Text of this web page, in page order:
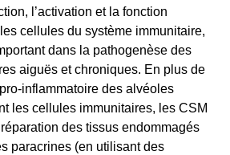
l’activation et la fonction
cellules du système immunitaire,
dans la pathogenèse des
aiguës et chroniques. En plus de
inflammatoire des alvéoles
les cellules immunitaires, les CSM
des tissus endommagés
paracrines (en utilisant des